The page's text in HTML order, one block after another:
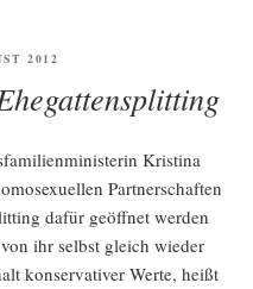
2012
Kris­ti­na
Part­ner­schaf­ten
dafür geöff­net wer­den
ihr selbst gleich wie­der
kon­ser­va­ti­ver Wer­te, heißt